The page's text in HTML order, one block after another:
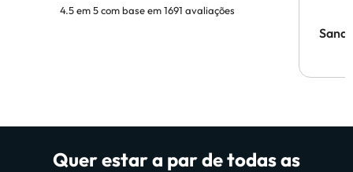
4.5 em 5 com base em 1691 avaliações
Quer estar a par de todas as